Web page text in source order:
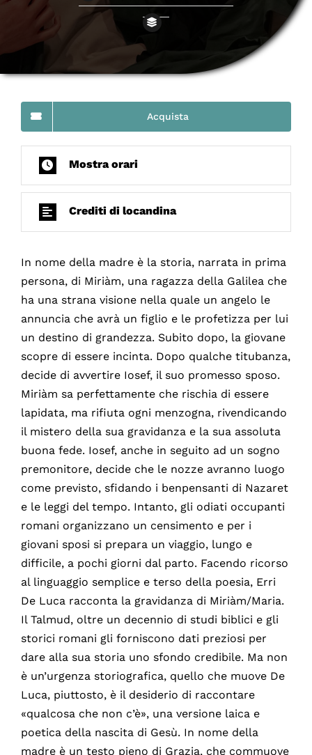
Acquista
Mostra orari
Crediti di locandina
In nome della madre è la storia, narrata in prima
persona, di Miriàm, una ragazza della Galilea che
ha una strana visione nella quale un angelo le
annuncia che avrà un figlio e le profetizza per lui
un destino di grandezza. Subito dopo, la giovane
scopre di essere incinta. Dopo qualche titubanza,
decide di avvertire Iosef, il suo promesso sposo.
Miriàm sa perfettamente che rischia di essere
lapidata, ma rifiuta ogni menzogna, rivendicando
il mistero della sua gravidanza e la sua assoluta
buona fede. Iosef, anche in seguito ad un sogno
premonitore, decide che le nozze avranno luogo
come previsto, sfidando i benpensanti di Nazaret
e le leggi del tempo. Intanto, gli odiati occupanti
romani organizzano un censimento e per i
giovani sposi si prepara un viaggio, lungo e
difficile, a pochi giorni dal parto. Facendo ricorso
al linguaggio semplice e terso della poesia, Erri
De Luca racconta la gravidanza di Miriàm/Maria.
Il Talmud, oltre un decennio di studi biblici e gli
storici romani gli forniscono dati preziosi per
dare alla sua storia uno sfondo credibile. Ma non
è un’urgenza storiografica, quello che muove De
Luca, piuttosto, è il desiderio di raccontare
«qualcosa che non c’è», una versione laica e
poetica della nascita di Gesù. In nome della
madre è un testo pieno di Grazia, che commuove